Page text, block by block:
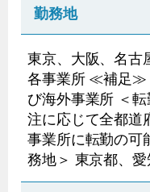
勤務地
東京、大阪、名古
各事業所 ≪補足≫
び海外事業所 ＜
注に応じて全都道
事業所に転勤の可
務地＞ 東京都、